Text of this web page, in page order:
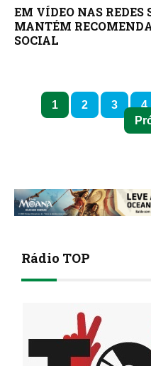
EM VÍDEO NAS REDES
MANTÉM
SOCIAL
1 2 3 4
Rádio TOP